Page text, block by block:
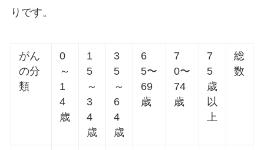
りです。
がん
の分
類
0
～
1
4
歳
1
5
～
3
4
歳
3
5
～
6
4
歳
6
5〜
69
歳
7
0〜
74
歳
7
5
歳
以
上
総
数